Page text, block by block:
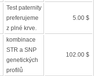
Test paternity
preferujeme
z plné krve.
5.00 $
kombinace
STR a SNP
genetických
profilů
102.00 $